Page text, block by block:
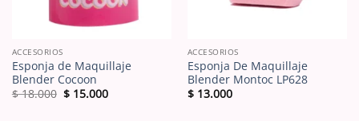
ACCESORIOS
Esponja de Maquillaje
Blender Cocoon
$18.000 El
$15.000El
ACCESORIOS
Esponja De Maquillaje
Blender Montoc LP628
$13.000